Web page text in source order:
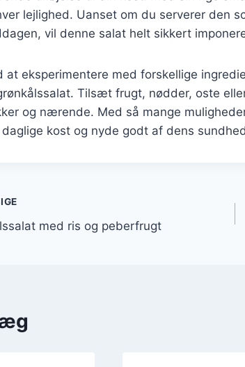
lejlighed. Uanset om du serverer den
vil denne salat helt sikkert
at eksperimentere med forskellige
Tilsæt frugt, nødder, oste
og nærende. Med så mange
daglige kost og nyde godt af dens
med ris og peberfrugt